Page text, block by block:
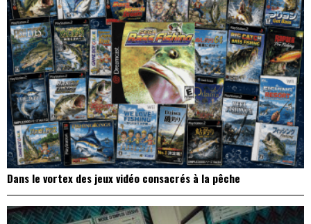
Dans le vortex des jeux vidéo consacrés à la pêche